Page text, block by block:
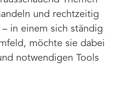
und rechtzeitig
in einem sich ständig
möchte sie dabei
notwendigen Tools